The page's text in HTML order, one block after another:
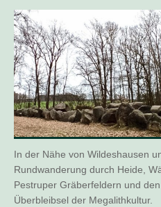
In der Nähe von Wildeshausen
Rundwanderung durch Heide,
Pestruper Gräberfeldern und
Überbleibsel der Megalithkultur.